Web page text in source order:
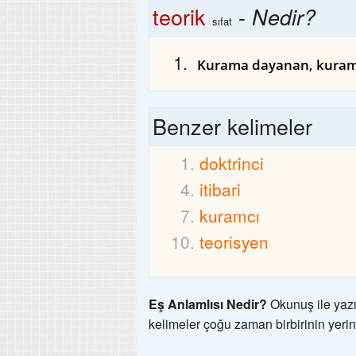
teorik sıfat - Nedir?
Kurama dayanan,
Benzer kelimeler
doktrinci
itibari
kuramcı
teorisyen
Eş Anlamlısı Nedir? Okunuş ile
kelimeler çoğu zaman birbirinin